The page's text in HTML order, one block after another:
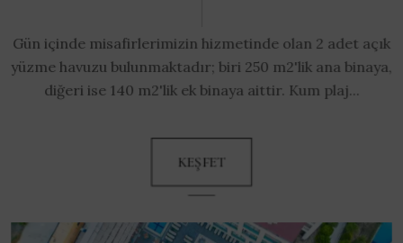
Gün içinde misafirlerimizin hizmetinde olan 2 adet açık
yüzme havuzu bulunmaktadır; biri 250 m2'lik ana binaya,
diğeri ise 140 m2'lik ek binaya aittir. Kum plaj...
KEŞFET